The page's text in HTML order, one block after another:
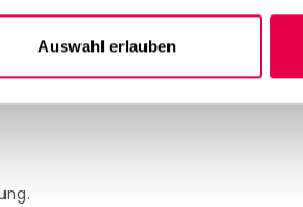
Auswahl erlauben
entwickelt.